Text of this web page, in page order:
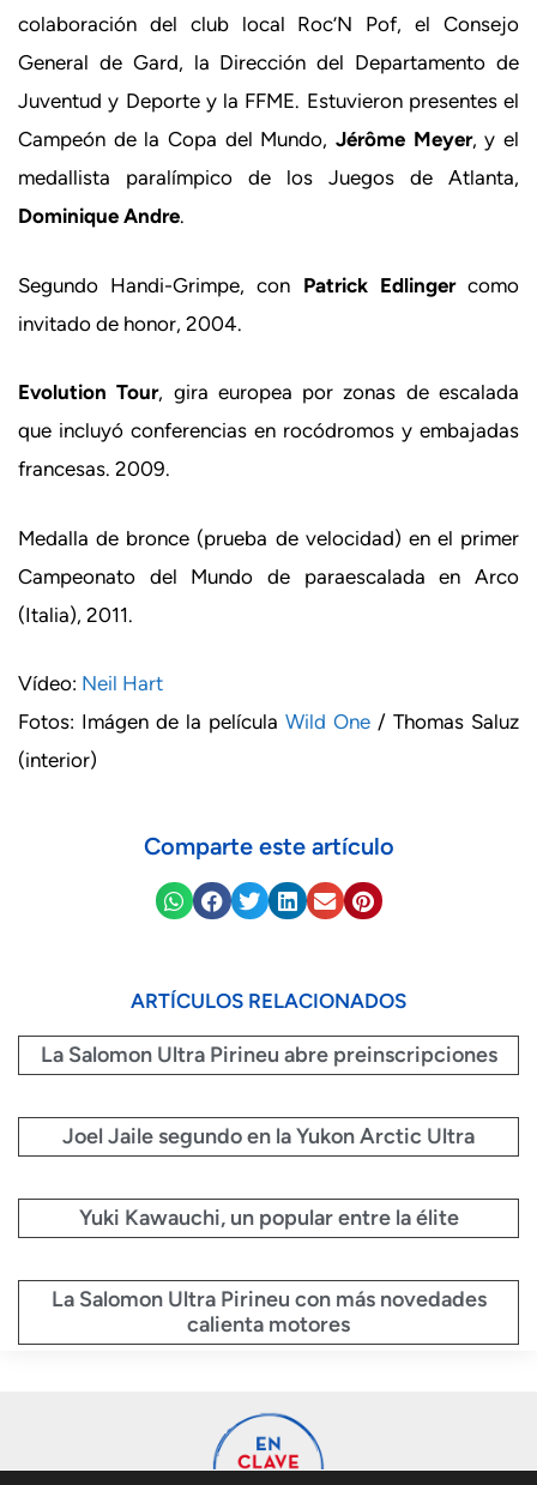
colaboración del club local Roc’N Pof, el Consejo
General de Gard, la Dirección del Departamento de
Juventud y Deporte y la FFME. Estuvieron presentes el
Campeón de la Copa del Mundo, Jérôme Meyer, y el
medallista paralímpico de los Juegos de Atlanta,
Dominique Andre.
Segundo Handi-Grimpe, con Patrick Edlingercomo
invitado de honor, 2004.
Evolution Tour, gira europea por zonas de escalada
que incluyó conferencias en rocódromos y embajadas
francesas. 2009.
Medalla de bronce (prueba de velocidad) en el primer
Campeonato del Mundo de paraescalada en Arco
(Italia), 2011.
Vídeo: Neil Hart
Fotos: Imágen de la película Wild One / Thomas Saluz
(interior)
Comparte este artículo
ARTÍCULOS RELACIONADOS
La Salomon Ultra Pirineu abre preinscripciones
Joel Jaile segundo en la Yukon Arctic Ultra
Yuki Kawauchi, un popular entre la élite
La Salomon Ultra Pirineu con más novedades
calienta motores